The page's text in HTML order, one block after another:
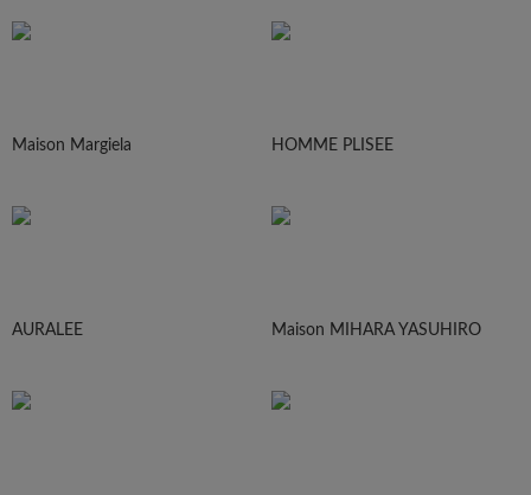
Maison Margiela HOMME PLISEE
AURALEE Maison MIHARA YASUHIRO